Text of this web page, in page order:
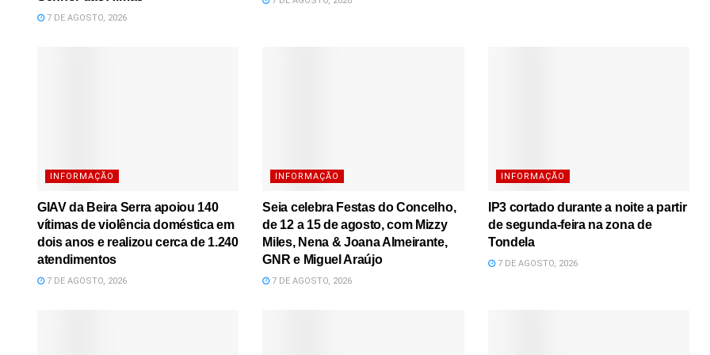
7 DE AGOSTO, 2026
INFORMAÇÃO
GIAV da Beira Serra apoiou 140
vítimas de violência doméstica em
dois anos e realizou cerca de 1.240
atendimentos
7 DE AGOSTO, 2026
INFORMAÇÃO
Seia celebra Festas do Concelho,
de 12 a 15 de agosto, com Mizzy
Miles, Nena & Joana Almeirante,
GNR e Miguel Araújo
7 DE AGOSTO, 2026
INFORMAÇÃO
IP3 cortado durante a noite a partir
de segunda-feira na zona de
Tondela
7 DE AGOSTO, 2026